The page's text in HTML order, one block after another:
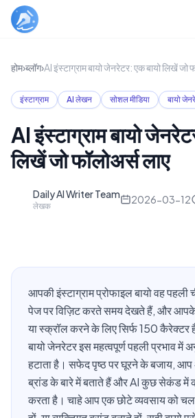
होम›ब्लॉग›AI इंस्टाग्राम बायो जेनरेटर: एक बायो लिखें जो
इंस्टाग्राम AI लेखन सोशल मीडिया बायो
AI इंस्टाग्राम बायो
लिखें जो फॉलोअर्स लाए
Daily AI Writer Team
लेखक
2026-03-12
आपकी इंस्टाग्राम प्रोफाइल बायो वह
पेज पर विज़िट करते समय देखते हैं, और
या स्क्रॉल करने के लिए सिर्फ 150 कैरेक्टर
बायो जेनरेटर इस महत्वपूर्ण पहली प्रभाव में
हटाता है। सफेद पृष्ठ पर घूरने के बजाय, आप
ब्रांड के बारे में बताते हैं और AI कुछ सेकंड में
करता है। चाहे आप एक छोटे व्यवसाय को